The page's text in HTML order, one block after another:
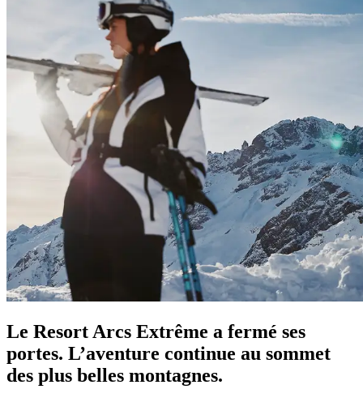
Le Resort Arcs Extrême a fermé ses
portes. L’aventure continue au sommet
des plus belles montagnes.